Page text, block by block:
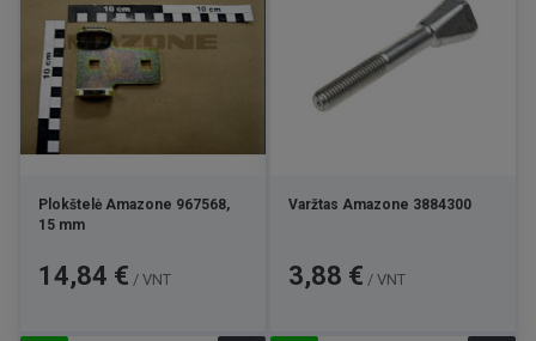
Plokštelė Amazone 967568,
15 mm
Kaina
14,84 € / VNT
Varžtas Amazone 3884300
Kaina
3,88 € / VNT